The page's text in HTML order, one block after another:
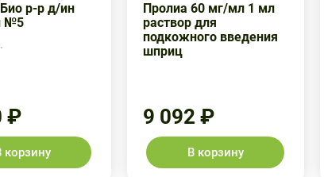
р-р д/ин
№5
₽
корзину
Пролиа 60 мг/мл 1 мл
раствор для
подкожного введения
шприц
9 092 ₽
В корзину